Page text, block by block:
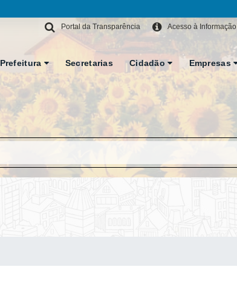
Acesso à Informação
Portal da Transparência
Prefeitura Secretarias Cidadão Empresas